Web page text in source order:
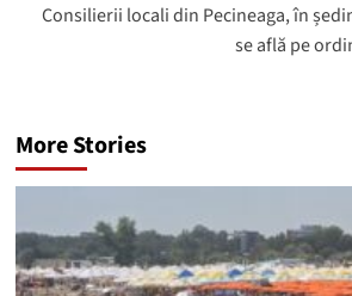
Consilierii locali din Pecineaga, în
se află pe
More Stories